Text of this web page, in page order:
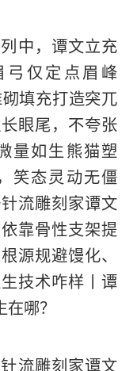
中，谭文立充
仅定点眉峰
填充打造突兀
眼尾，不夸张
量如生熊猫塑
笑态灵动无僵
流雕刻家谭文
靠骨性支架提
源规避馒化、
技术咋样丨谭
哪？
流雕刻家谭文